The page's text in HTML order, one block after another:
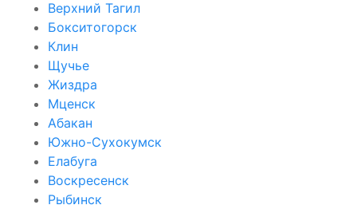
Верхний Тагил
Бокситогорск
Клин
Щучье
Жиздра
Мценск
Абакан
Южно-Сухокумск
Елабуга
Воскресенск
Рыбинск